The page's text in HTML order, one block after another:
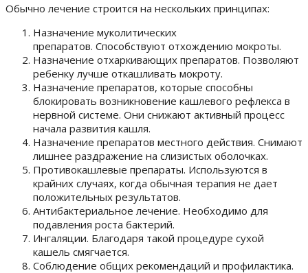
Обычно лечение строится на нескольких принципах:
Назначение муколитических
препаратов. Способствуют отхождению мокроты.
Назначение отхаркивающих препаратов. Позволяют
ребенку лучше откашливать мокроту.
Назначение препаратов, которые способны
блокировать возникновение кашлевого рефлекса в
нервной системе. Они снижают активный процесс
начала развития кашля.
Назначение препаратов местного действия. Снимают
лишнее раздражение на слизистых оболочках.
Противокашлевые препараты. Используются в
крайних случаях, когда обычная терапия не дает
положительных результатов.
Антибактериальное лечение. Необходимо для
подавления роста бактерий.
Ингаляции. Благодаря такой процедуре сухой
кашель смягчается.
Соблюдение общих рекомендаций и профилактика.